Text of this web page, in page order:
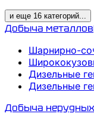
и еще 16 категорий...
Добыча металлов
Шарнирно-
Дизельные
Дизельные
Добыча